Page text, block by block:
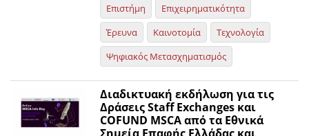
Επιστήμη
Επιχειρηματικότητα
Έρευνα
Καινοτομία
Τεχνολογία
Ψηφιακός Μετασχηματισμός
Διαδικτυακή εκδήλωση για τις
Δράσεις Staff Exchanges και
COFUND MSCA από τα Εθνικά